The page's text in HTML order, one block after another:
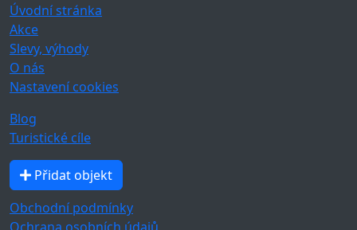
Úvodní stránka
Akce
Slevy, výhody
O nás
Nastavení cookies
Blog
Turistické cíle
Přidat objekt
Obchodní podmínky